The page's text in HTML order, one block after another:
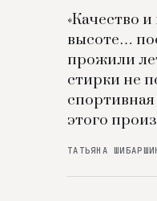
«Качество
высоте…
прожили
стирки не
этого
ТАТЬЯНА